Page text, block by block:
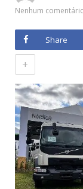
Nenhum
Share
+